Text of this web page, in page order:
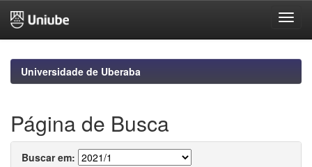
navigationUniversidade de Uberaba
Página de Busca
Buscar em: